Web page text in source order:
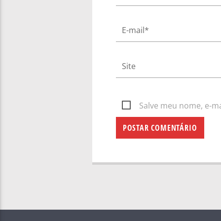
Salve meu nome, e-